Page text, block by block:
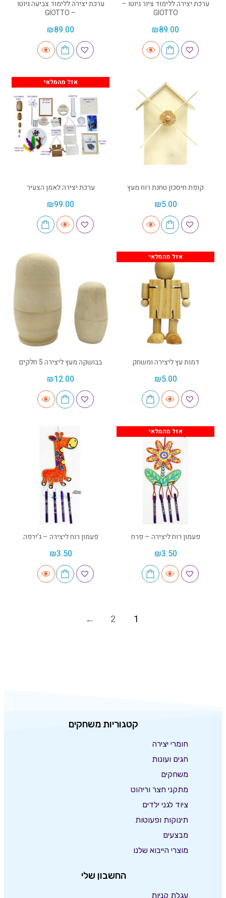
ערכת יצירה ללימוד ציור גיוטו –
GIOTTO
₪89.00
ערכת יצירה ללימוד צביעה גיוטו
– GIOTTO
₪89.00
קופת חיסכון טחנת רוח מעץ
₪5.00
אזל מהמלאי
ערכת יצירה לאמן הצעיר
₪99.00
אזל מהמלאי
דמות עץ ליצירה ומשחק
₪5.00
בבושקה מעץ ליצירה 5 חלקים
₪12.00
אזל מהמלאי
פעמון רוח ליצירה – פרח
₪3.50
פעמון רוח ליצירה – ג'ירפה
₪3.50
1
2
קטגוריות משחקים
חומרי יצירה
חגים ועונות
משחקים
מתקני חצר וריהוט
ציוד לגני ילדים
תינוקות ופעוטות
מבצעים
מוצרי הייבוא שלנו
החשבון שלי
עגלת קניות